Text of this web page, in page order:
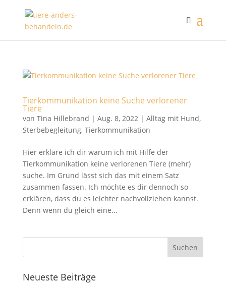
Tierkommunikation keine Suche verlorener
Tiere
von Tina Hillebrand | Aug. 8, 2022| Alltag mit Hund,
Sterbebegleitung, Tierkommunikation
Hier erkläre ich dir warum ich mit Hilfe der
Tierkommunikation keine verlorenen Tiere (mehr)
suche. Im Grund lässt sich das mit einem Satz
zusammen fassen. Ich möchte es dir dennoch so
erklären, dass du es leichter nachvollziehen kannst.
Denn wenn du gleich eine...
Neueste Beiträge